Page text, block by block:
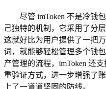
尽管 imToken 不是冷钱
己独特的机制，它采用了分
这就好比为用户提供了一把
词，就能够轻松管理多个钱
产管理的流程，imToken 还
重验证方式，进一步增强了
上了一道道坚固的防线。